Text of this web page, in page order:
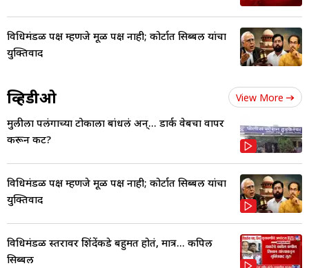
विधिमंडळ पक्ष म्हणजे मूळ पक्ष नाही; कोर्टात सिब्बल यांचा
युक्तिवाद
व्हिडीओ View More
मुलीला पलंगाच्या टोकाला बांधलं अन्... डार्क वेबचा वापर
करून कट?
विधिमंडळ पक्ष म्हणजे मूळ पक्ष नाही; कोर्टात सिब्बल यांचा
युक्तिवाद
विधिमंडळ स्तरावर शिंदेंकडे बहुमत होतं, मात्र... कपिल
सिब्बल